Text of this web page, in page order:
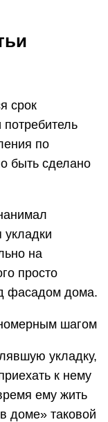
срок
по
быть сделано
укладки
на
просто
фасадом дома.
шагом
укладку,
к нему
ему жить
доме» таковой